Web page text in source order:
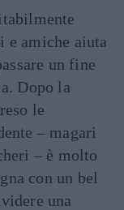
e amiche aiuta
un fine
Dopo la
le
– magari
– è molto
con un bel
una